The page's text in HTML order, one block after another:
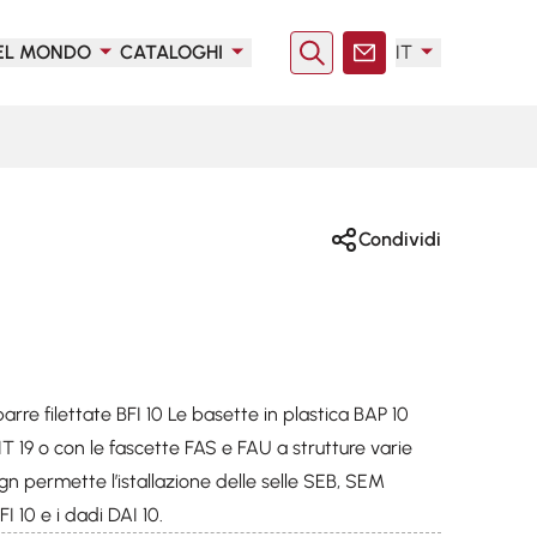
MONDO CATALOGHI RicercaContatto
IT
Condividi
filettate BFI 10 Le basette in plastica BAP 10
19 o con le fascette FAS e FAU a strutture varie
permette l’istallazione delle selle SEB, SEM
10 e i dadi DAI 10.